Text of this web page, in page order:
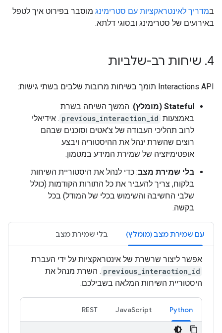
במדריך לאינטראקציות עם סטרימינג מוסבר בפירוט איך לטפל
באירועים של סטרימינג ובסוגי דלתא.
4
. שיחות רב-שלביות
‫Interactions API תומך בשיחות מרובות שלבים בשתי גישות:
Stateful (מומלץ)
: המשך השיחה בשרת
באמצעות previous_interaction_id . אידיאלי
לרוב תהליכי העבודה של צ'אטים וסוכנים שבהם
רוצים שהשרת ינהל את ההיסטוריה ויבצע
אופטימיזציה של שמירת המידע במטמון.
בלי שמירת מצב: כדי לנהל את היסטוריית השיחות
בלקוח, צריך להעביר את כל התורות הקודמות (כולל
שלבי החשיבה והשימוש בכלי של המודל) בכל
בקשה.
עם שמירת מצב (מומלץ) בלי שמירת מצב
אפשר ליצור שרשרת של אינטראקציות על ידי העברת
previous_interaction_id . השרת מנהל את
היסטוריית השיחות המלאה בשבילכם.
Python
JavaScript
REST